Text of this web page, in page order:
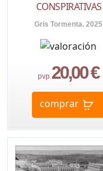
CONSPIRATIVAS
Gris Tormenta. 2025
pvp.20,00 €
comprar